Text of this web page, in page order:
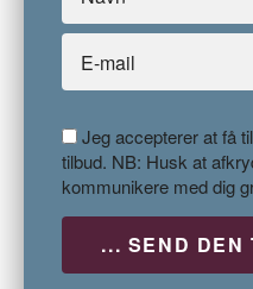
Jeg accepterer at få
tilbud. NB: Husk at
kommunikere med dig